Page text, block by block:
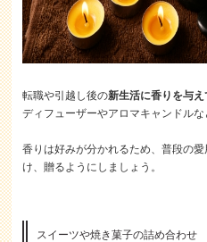
転職や引越し後の新生活に香りを与え
ディフューザーやアロマキャンドルな
香りは好みが分かれるため、普段の
け、贈るようにしましょう。
スイーツや焼き菓子の詰め合わせ